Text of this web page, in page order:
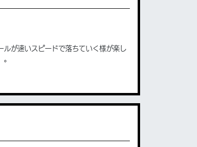
ルが速いスピードで落ちていく様が楽し